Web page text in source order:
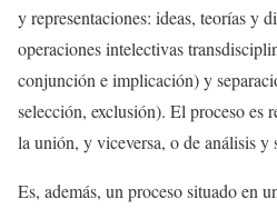
y representaciones: ideas, teorías y
operaciones intelectivas
conjunción e implicación) y
selección, exclusión). El proceso es
la unión, y viceversa, o de análisis y
Es, además, un proceso situado en